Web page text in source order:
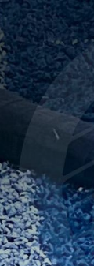
Siirry
sivun
sisältöön